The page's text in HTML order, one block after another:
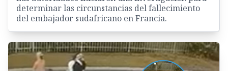
determinar las circunstancias del fallecimiento
del embajador sudafricano en Francia.